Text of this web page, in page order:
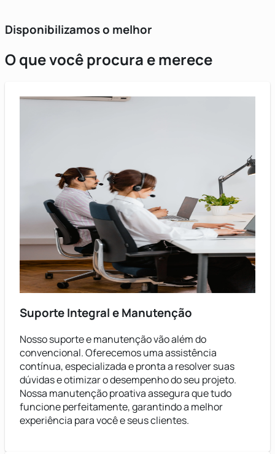
Disponibilizamos o melhor
O que você procura e merece
Suporte Integral e Manutenção
Nosso suporte e manutenção vão além do
convencional. Oferecemos uma assistência
contínua, especializada e pronta a resolver suas
dúvidas e otimizar o desempenho do seu projeto.
Nossa manutenção proativa assegura que tudo
funcione perfeitamente, garantindo a melhor
experiência para você e seus clientes.